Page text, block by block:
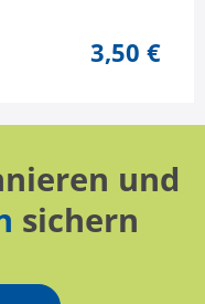
3,50 €
und
sichern